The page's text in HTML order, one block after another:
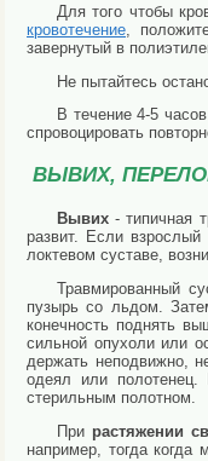
Для того чтобы
кровотечение ,
завернутый в
Не пытайтесь
В течение 4-5
спровоцировать
ВЫВИХ,
Вывих - типичная
развит. Если взрослый
локтевом суставе,
Травмированный
пузырь со льдом.
конечность поднять
сильной опухоли или
держать неподвижно,
одеял или полотенец.
стерильным полотном.
При растяжении
например, тогда